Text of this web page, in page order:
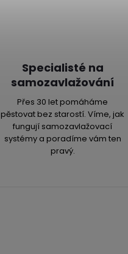
Specialisté na
samozavlažování
Přes 30 let pomáháme
pěstovat bez starostí. Víme, jak
fungují samozavlažovací
systémy a poradíme vám ten
pravý.